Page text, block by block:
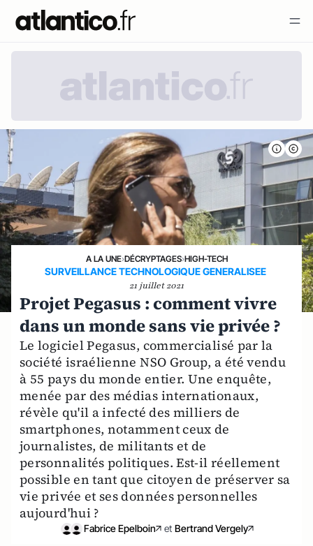
A LA UNE›DÉCRYPTAGES›HIGH-TECH
SURVEILLANCE TECHNOLOGIQUE GENERALISEE
21 juillet 2021
Projet Pegasus : comment vivre
dans un monde sans vie privée ?
Le logiciel Pegasus, commercialisé par la
société israélienne NSO Group, a été vendu
à 55 pays du monde entier. Une enquête,
menée par des médias internationaux,
révèle qu'il a infecté des milliers de
smartphones, notamment ceux de
journalistes, de militants et de
personnalités politiques. Est-il réellement
possible en tant que citoyen de préserver sa
vie privée et ses données personnelles
aujourd'hui ?
Fabrice Epelboin et Bertrand Vergely